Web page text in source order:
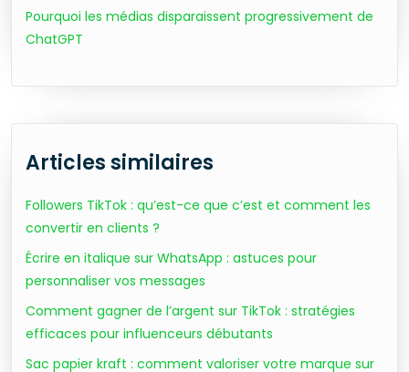
Pourquoi les médias disparaissent progressivement de
ChatGPT
Articles similaires
Followers TikTok : qu’est-ce que c’est et comment les
convertir en clients ?
Écrire en italique sur WhatsApp : astuces pour
personnaliser vos messages
Comment gagner de l’argent sur TikTok : stratégies
efficaces pour influenceurs débutants
Sac papier kraft : comment valoriser votre marque sur